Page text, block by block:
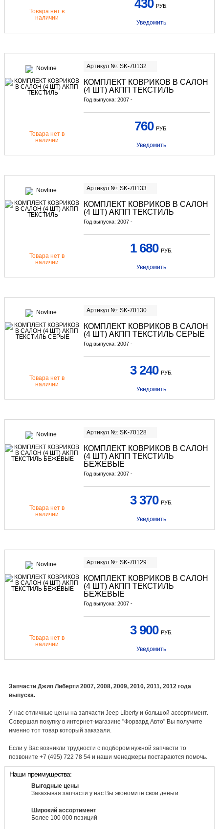
Товара нет в
наличии
430 РУБ.
Уведомить
Артикул №: SK-70132
КОМПЛЕКТ КОВРИКОВ В САЛОН
(4 ШТ) АКПП ТЕКСТИЛЬ
Год выпуска: 2007 -
Товара нет в
наличии
760 РУБ.
Уведомить
Артикул №: SK-70133
КОМПЛЕКТ КОВРИКОВ В САЛОН
(4 ШТ) АКПП ТЕКСТИЛЬ
Год выпуска: 2007 -
Товара нет в
наличии
1 680 РУБ.
Уведомить
Артикул №: SK-70130
КОМПЛЕКТ КОВРИКОВ В САЛОН
(4 ШТ) АКПП ТЕКСТИЛЬ СЕРЫЕ
Год выпуска: 2007 -
Товара нет в
наличии
3 240 РУБ.
Уведомить
Артикул №: SK-70128
КОМПЛЕКТ КОВРИКОВ В САЛОН
(4 ШТ) АКПП ТЕКСТИЛЬ
БЕЖЕВЫЕ
Год выпуска: 2007 -
Товара нет в
наличии
3 370 РУБ.
Уведомить
Артикул №: SK-70129
КОМПЛЕКТ КОВРИКОВ В САЛОН
(4 ШТ) АКПП ТЕКСТИЛЬ
БЕЖЕВЫЕ
Год выпуска: 2007 -
Товара нет в
наличии
3 900 РУБ.
Уведомить
Запчасти Джип Либерти 2007, 2008, 2009, 2010, 2011, 2012 года
выпуска.
У нас отличные цены на запчасти Jeep Liberty и большой ассортимент.
Совершая покупку в интернет-магазине "Форвард Авто" Вы получите
именно тот товар который заказали.
Если у Вас возникли трудности с подбором нужной запчасти то
позвоните +7 (495) 722 78 54 и наши менеджеры постараются помочь.
Наши преимущества:
Выгодные цены
Заказывая запчасти у нас Вы экономите свои деньги
Широкий ассортимент
Более 100 000 позиций